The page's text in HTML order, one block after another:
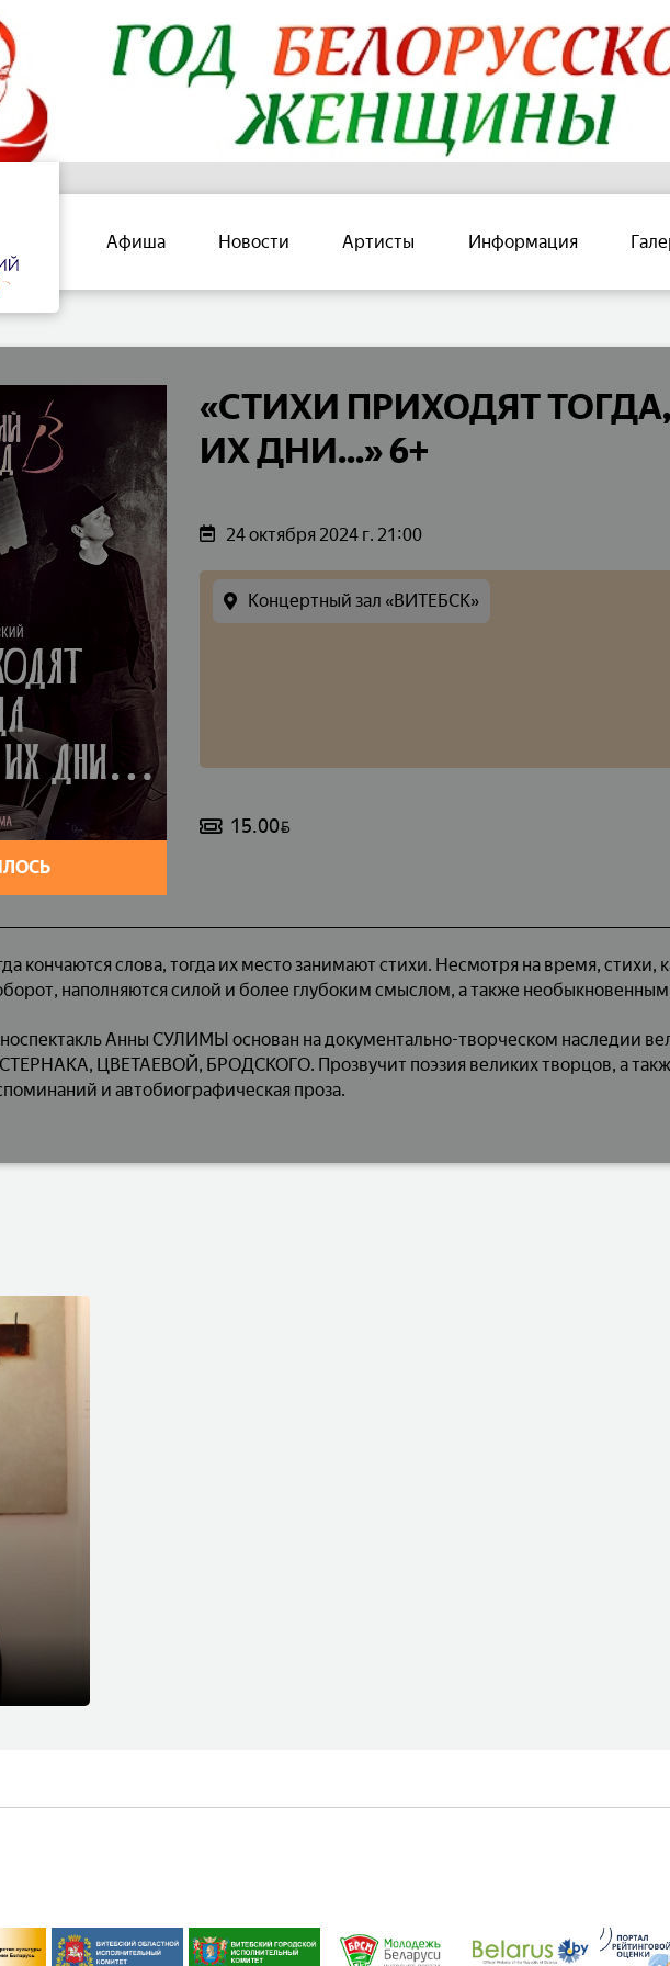
Афиша Новости Артисты Информация
«СТИХИ ПРИХОДЯТ
ИХ ДНИ...» 6+
24 октября 2024 г. 21:00
Концертный зал «ВИТЕБСК»
15.00BYN
кончаются слова, тогда их место занимают стихи. Несмотря на время, стихи,
наполняются силой и более глубоким смыслом, а также
Анны СУЛИМЫ основан на документально-творческом наследии
ЦВЕТАЕВОЙ, БРОДСКОГО. Прозвучит поэзия великих творцов, а
и автобиографическая проза.